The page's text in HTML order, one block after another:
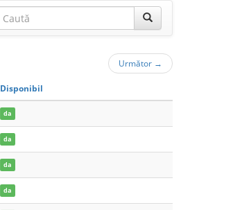
Următor →
Disponibil
da
da
da
da